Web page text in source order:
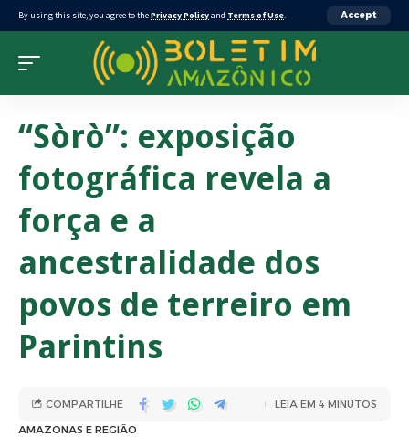
By using this site, you agree to thePrivacy Policyand Terms of Use. Accept
“Sòrò”: exposição
fotográfica revela a
força e a
ancestralidade dos
povos de terreiro em
Parintins
AMAZONAS E REGIÃO
COMPARTILHE LEIA EM 4 MINUTOS